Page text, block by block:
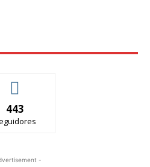
443
-